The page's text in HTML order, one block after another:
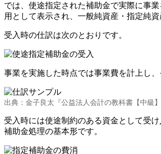
では、使途指定された補助金で実際に事
用として表示され、一般純資産・指定純
受入時の仕訳は次のとおりです。
事業を実施した時点では事業費を計上し
出典：金子良太『公益法人会計の教科書【中級】
受入時には使途制約のある資金として受
補助金処理の基本形です。